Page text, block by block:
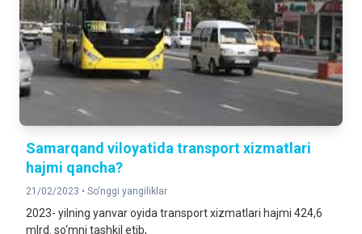
Samarqand viloyatida transport xizmatlari
hajmi qancha?
21/02/2023 • So‘nggi yangiliklar
2023- yilning yanvar oyida transport xizmatlari hajmi 424,6
mlrd. so‘mni tashkil etib,